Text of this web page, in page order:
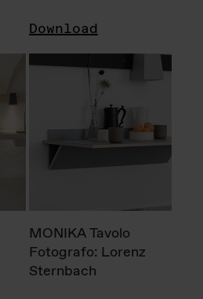
Download
MONIKA Tavolo
Fotografo: Lorenz
Sternbach